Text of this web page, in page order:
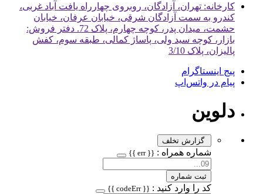
کارخانه: تهران، آزادگان، روبروی چهارراه یافت آباد غربی،
کندرو به سمت آزادگان شرقی، خیابان عرفان، خیابان
حشمت، میدان پدر، کوچه چهارم، پلاک 72. دفتر فروش:
بازار، کوچه سید ولی، پاساژ کمالی، طبقه سوم، کفش
پالیزان، پلاک 3/10
پیج اینستاگرام
پیام در واتس‌اپ
دلوین
گزارش تخلف
شماره همراه : {{ err }}
ثبت شماره
کد را وارد کنید : {{ codeErr }}